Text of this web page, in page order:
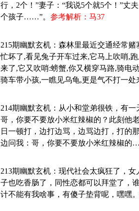
行，2个！”妻子：“我说5个就5个！”丈
个孩子……”。 参考解析：马37
215期幽默玄机：森林里最近交通经常
忙坏了,看见兔子开车过来,它马上吹哨,
来了,它又吹哨:螃蟹,你又横穿马路,骑电
骑车带小孩,一瞧见乌龟,更是气不打一处
214期幽默玄机：从小和堂弟很铁，有
哥，你要不要放小米红辣椒的？此刻他
日一顿打，边打边骂，边骂边打，打的
边问我：哥，你要不要放小米红辣椒的…
213期幽默玄机：现代社会太疯狂了，
子也吃香肠了，同性恋都可以拜堂了，
计不能有我啥事，有傻子垫背呢，嘿嘿。